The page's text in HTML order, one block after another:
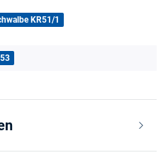
KR51/1